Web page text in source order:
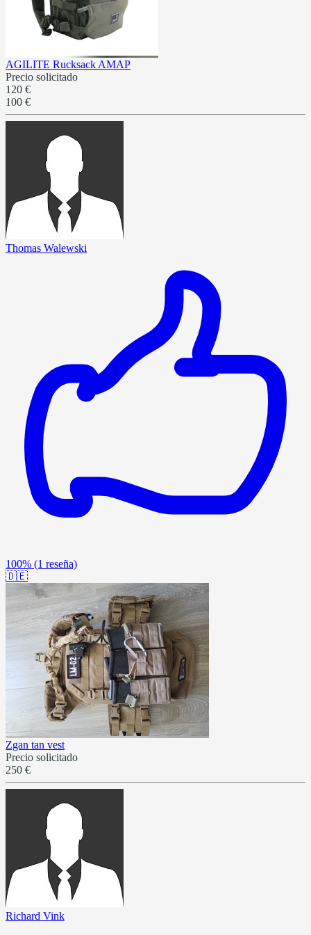
AGILITE Rucksack AMAP
Precio solicitado
120 €
100 €
Thomas Walewski
100% (1 reseña)
🇩🇪
Zgan tan vest
Precio solicitado
250 €
Richard Vink